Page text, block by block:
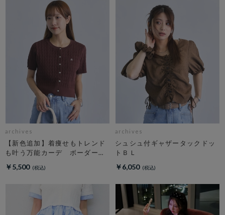
archives
【新色追加】着痩せもトレンド
も叶う万能カーデ ボーダーア
ニットカーディガン
￥5,500
archives
シュシュ付ギャザータックドッ
トＢＬ
￥6,050